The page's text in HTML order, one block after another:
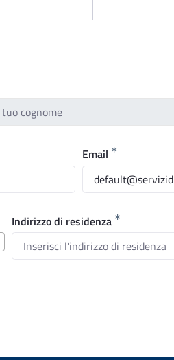
Email
Indirizzo di residenza